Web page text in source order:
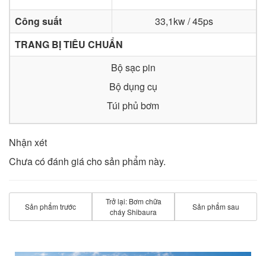
Công suất
33,1kw / 45ps
TRANG BỊ TIÊU CHUẨN
Bộ sạc pin
Bộ dụng cụ
Túi phủ bơm
Nhận xét
Chưa có đánh giá cho sản phẩm này.
Sản phẩm trước
Trở lại: Bơm chữa
cháy Shibaura
Sản phẩm sau